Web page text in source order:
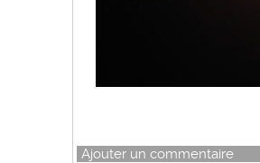
Ajouter un commentaire